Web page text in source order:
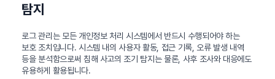
탐지
로그 관리는 모든 개인정보 처리 시스템에서 반드시 수행되어야 하는
보호 조치입니다. 시스템 내의 사용자 활동, 접근 기록, 오류 발생 내역
등을 분석함으로써 침해 사고의 조기 탐지는 물론, 사후 조사와 대응에도
유용하게 활용됩니다.